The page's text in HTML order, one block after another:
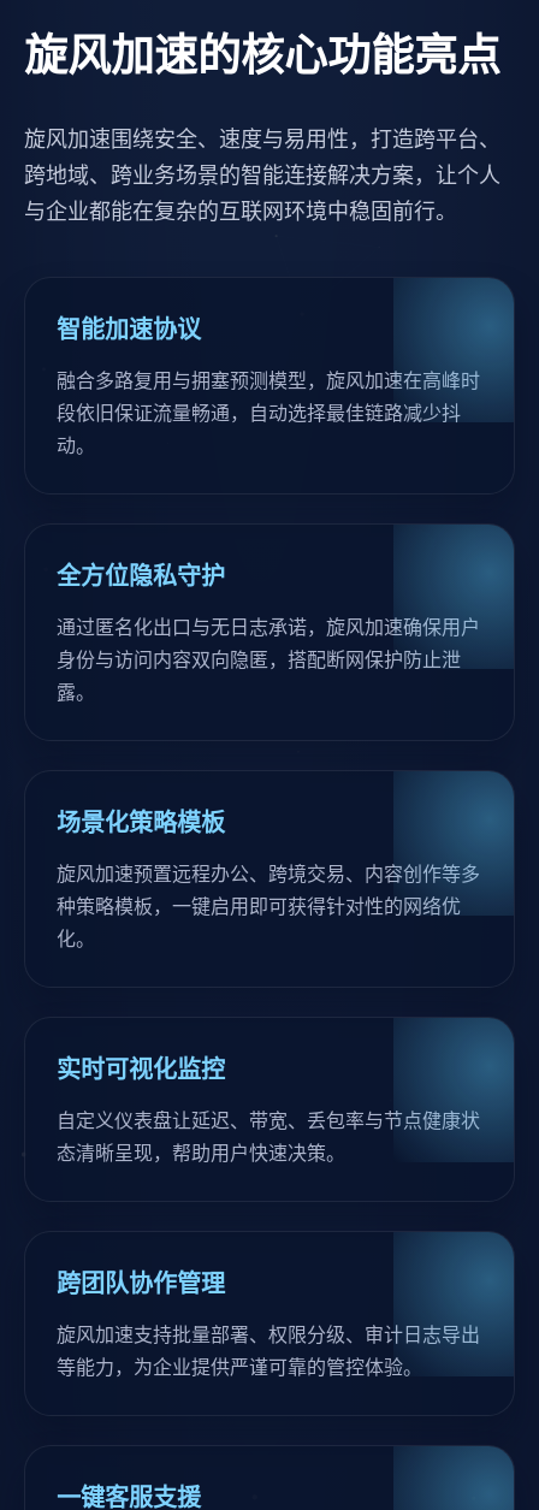
旋风加速的核心功能亮点
旋风加速围绕安全、速度与易用性，打造跨平台、
跨地域、跨业务场景的智能连接解决方案，让个人
与企业都能在复杂的互联网环境中稳固前行。
智能加速协议
融合多路复用与拥塞预测模型，旋风加速在高峰时
段依旧保证流量畅通，自动选择最佳链路减少抖
动。
全方位隐私守护
通过匿名化出口与无日志承诺，旋风加速确保用户
身份与访问内容双向隐匿，搭配断网保护防止泄
露。
场景化策略模板
旋风加速预置远程办公、跨境交易、内容创作等多
种策略模板，一键启用即可获得针对性的网络优
化。
实时可视化监控
自定义仪表盘让延迟、带宽、丢包率与节点健康状
态清晰呈现，帮助用户快速决策。
跨团队协作管理
旋风加速支持批量部署、权限分级、审计日志导出
等能力，为企业提供严谨可靠的管控体验。
一键客服支援